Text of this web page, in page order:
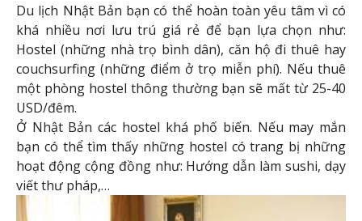
Du lịch Nhật Bản bạn có thể hoàn toàn yêu tâm vì có
khá nhiều nơi lưu trú giá rẻ để bạn lựa chọn như:
Hostel (những nhà trọ bình dân), căn hộ đi thuê hay
couchsurfing (những điểm ở trọ miễn phí). Nếu thuê
một phòng hostel thông thường bạn sẽ mất từ 25-40
USD/đêm.
Ở Nhật Bản các hostel khá phố biến. Nếu may mắn
bạn có thể tìm thấy những hostel có trang bị những
hoạt động cộng đồng như: Hướng dẫn làm sushi, dạy
viết thư pháp,…